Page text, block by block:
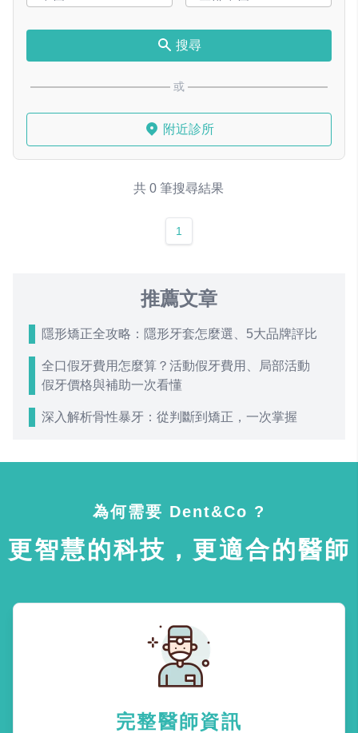
搜尋
或
附近診所
共 0 筆搜尋結果
1
推薦文章
隱形矯正全攻略：隱形牙套怎麼選、5大品牌評比
全口假牙費用怎麼算？活動假牙費用、局部活動
假牙價格與補助一次看懂
深入解析骨性暴牙：從判斷到矯正，一次掌握
為何需要 Dent&Co ?
更智慧的科技，更適合的醫師
完整醫師資訊